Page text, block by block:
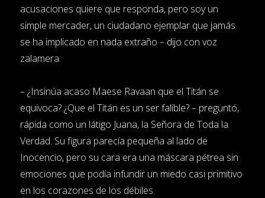
acusaciones quiere que responda, pero soy un
simple mercader, un ciudadano ejemplar que jamás
se ha implicado en nada extraño – dijo con voz
zalamera.
– ¿Insinúa acaso Maese Ravaan que el Titán se
equivoca? ¿Que el Titán es un ser falible? – preguntó,
rápida como un látigo Juana, la Señora de Toda la
Verdad. Su figura parecía pequeña al lado de
Inocencio, pero su cara era una máscara pétrea sin
emociones que podía infundir un miedo casi primitivo
en los corazones de los débiles.